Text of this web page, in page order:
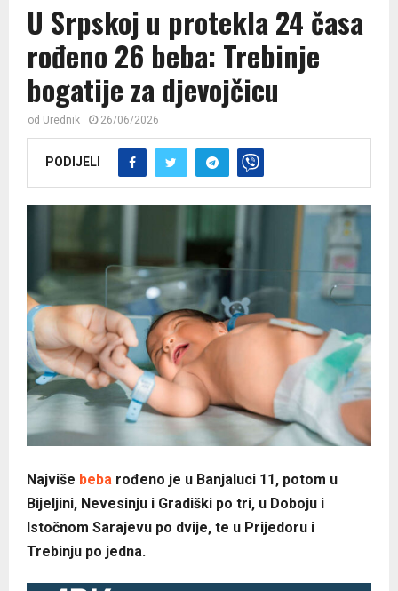
U Srpskoj u protekla 24 časa
rođeno 26 beba: Trebinje
bogatije za djevojčicu
od Urednik 26/06/2026
PODIJELI
Najviše beba rođeno je u Banjaluci 11, potom u
Bijeljini, Nevesinju i Gradiški po tri, u Doboju i
Istočnom Sarajevu po dvije, te u Prijedoru i
Trebinju po jedna.